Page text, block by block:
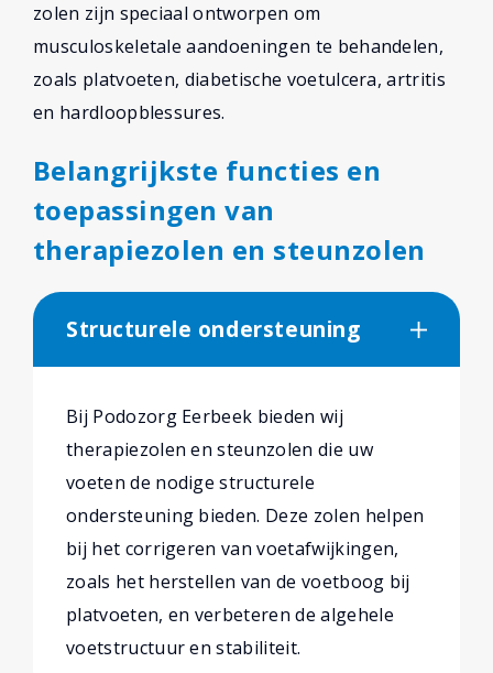
zolen zijn speciaal ontworpen om
musculoskeletale aandoeningen te behandelen,
zoals platvoeten, diabetische voetulcera, artritis
en hardloopblessures.
Belangrijkste functies en
toepassingen van
therapiezolen en steunzolen
Structurele ondersteuning
Bij Podozorg Eerbeek bieden wij
therapiezolen en steunzolen die uw
voeten de nodige structurele
ondersteuning bieden. Deze zolen helpen
bij het corrigeren van voetafwijkingen,
zoals het herstellen van de voetboog bij
platvoeten, en verbeteren de algehele
voetstructuur en stabiliteit.